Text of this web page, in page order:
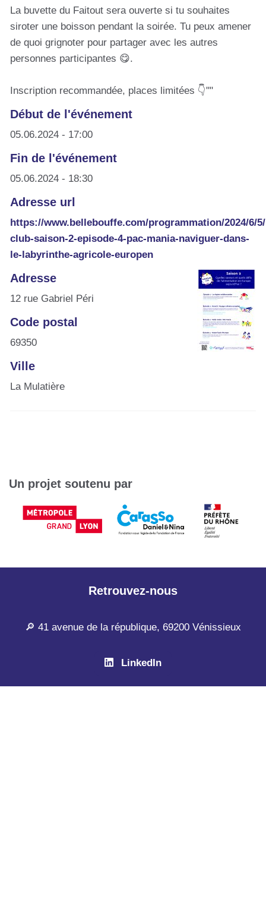
La buvette du Faitout sera ouverte si tu souhaites
siroter une boisson pendant la soirée. Tu peux amener
de quoi grignoter pour partager avec les autres
personnes participantes 😋.
Inscription recommandée, places limitées 👇""
Début de l'événement
05.06.2024 - 17:00
Fin de l'événement
05.06.2024 - 18:30
Adresse url
https://www.bellebouffe.com/programmation/2024/6/
club-saison-2-episode-4-pac-mania-naviguer-dans-
le-labyrinthe-agricole-europen
Adresse
12 rue Gabriel Péri
Code postal
69350
Ville
La Mulatière
Un projet soutenu par
Retrouvez-nous
🔎 41 avenue de la république, 69200 Vénissieux
LinkedIn